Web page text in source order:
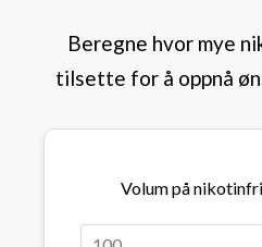
Beregne hvor mye
tilsette for å oppnå
Volum på